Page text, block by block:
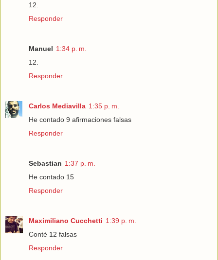
12.
Responder
Manuel 1:34 p. m.
12.
Responder
Carlos Mediavilla 1:35 p. m.
He contado 9 afirmaciones falsas
Responder
Sebastian 1:37 p. m.
He contado 15
Responder
Maximiliano Cucchetti 1:39 p. m.
Conté 12 falsas
Responder